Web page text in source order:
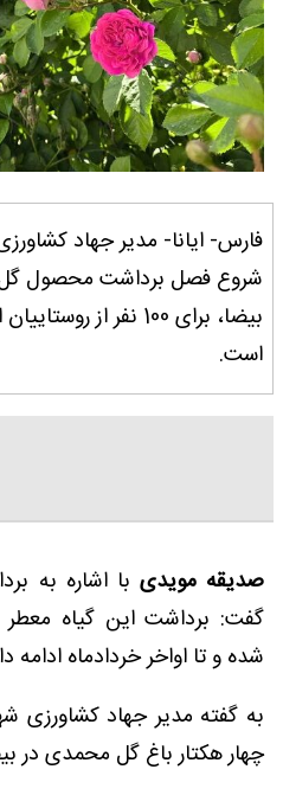
فارس- ایانا- مدیر جهاد
شروع فصل برداشت محصول
بیضا، برای 100 نفر
است.
صدیقه مویدی با اشاره به
گفت: برداشت این گیاه معطر
شده و تا اواخر خردادماه ادامه
به گفته مدیر جهاد کشاورزی
چهار هکتار باغ گل محمدی در